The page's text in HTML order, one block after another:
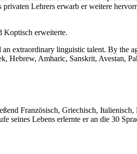
Lehrers erwarb er weitere
Koptisch erweiterte.
extraordinary linguistic talent. By the
Hebrew, Amharic, Sanskrit, Avestan,
Französisch, Griechisch,
Lebens erlernte er an die 30